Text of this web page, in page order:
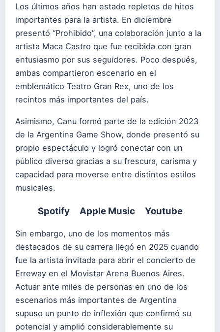
Los últimos años han estado repletos de hitos
importantes para la artista. En diciembre
presentó “Prohibido”, una colaboración junto a la
artista Maca Castro que fue recibida con gran
entusiasmo por sus seguidores. Poco después,
ambas compartieron escenario en el
emblemático Teatro Gran Rex, uno de los
recintos más importantes del país.
Asimismo, Canu formó parte de la edición 2023
de la Argentina Game Show, donde presentó su
propio espectáculo y logró conectar con un
público diverso gracias a su frescura, carisma y
capacidad para moverse entre distintos estilos
musicales.
Spotify Apple Music Youtube
Sin embargo, uno de los momentos más
destacados de su carrera llegó en 2025 cuando
fue la artista invitada para abrir el concierto de
Erreway en el Movistar Arena Buenos Aires.
Actuar ante miles de personas en uno de los
escenarios más importantes de Argentina
supuso un punto de inflexión que confirmó su
potencial y amplió considerablemente su